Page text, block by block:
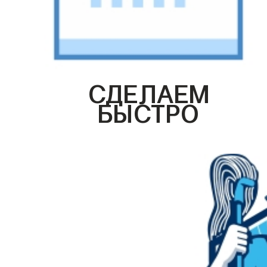
СДЕЛАЕМ
БЫСТРО